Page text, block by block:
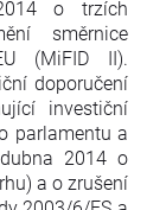
o trzích
směrnice
(MiFID II).
doporučení
investiční
parlamentu a
2014 o
a o zrušení